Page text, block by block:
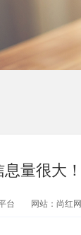
量很大
台 网站：尚红